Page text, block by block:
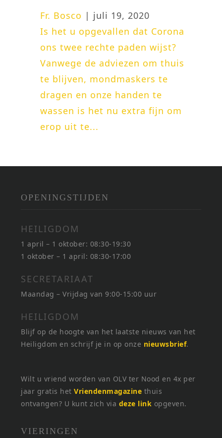
Fr. Bosco | juli 19, 2020
Is het u opgevallen dat Corona
ons twee rechte paden wijst?
Vanwege de adviezen om thuis
te blijven, mondmaskers te
dragen en onze handen te
wassen is het nu extra fijn om
erop uit te...
OPENINGSTIJDEN
HEILIGDOM
1 april – 1 oktober: 08:30-19:30
1 oktober – 1 april: 08:30-17:00
SECRETARIAAT
Maandag – Vrijdag van 9:00-15:00 uur
HEILIGDOM
Blijf op de hoogte van het laatste nieuws van het
Heiligdom en schrijf je in op onze nieuwsbrief.
Wilt u vriend worden van OLV ter Nood en 4x per
jaar gratis hetVriendenmagazine thuis
ontvangen? U kunt zich via deze link opgeven.
VIERINGEN